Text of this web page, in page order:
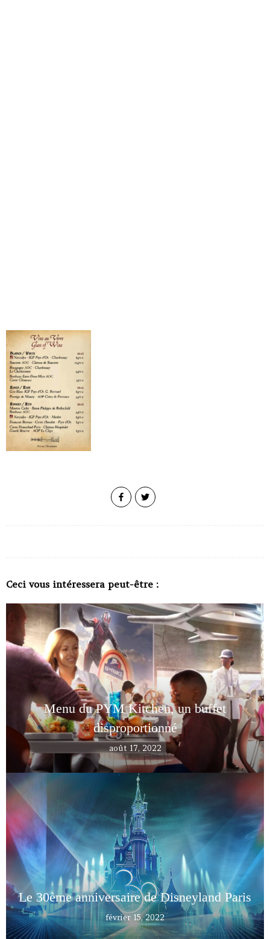
Ceci vous intéressera peut-être :
Menu du PYM Kitchen, un buffet
disproportionné
août 17, 2022
Le 30ème anniversaire de Disneyland Paris
février 15, 2022